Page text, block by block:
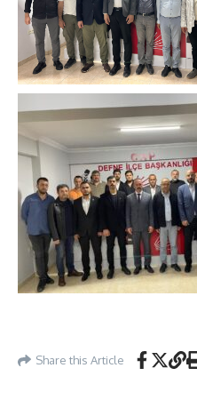
Share this Article